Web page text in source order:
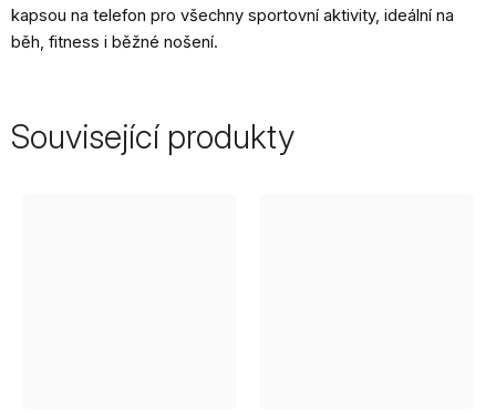
kapsou na telefon pro všechny sportovní aktivity, ideální na
běh, fitness i běžné nošení.
Související produkty